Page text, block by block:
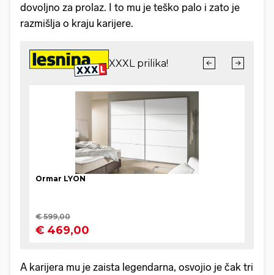
dovoljno za prolaz. I to mu je teško palo i zato je
razmišlja o kraju karijere.
A karijera mu je zaista legendarna, osvojio je čak tri